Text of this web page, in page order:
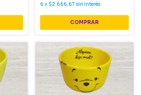
6 x $2.666,67 sin interés